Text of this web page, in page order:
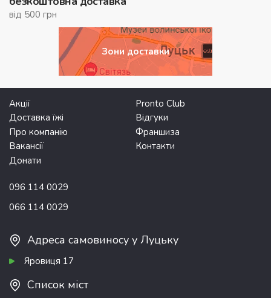
від 500 грн
Зони доставки
Акції
Pronto Club
Доставка їжі
Відгуки
Про компанію
Франшиза
Вакансії
Контакти
Донати
096 114 0029
066 114 0029
Адреса самовиносу у Луцьку
Яровиця 17
Список міст